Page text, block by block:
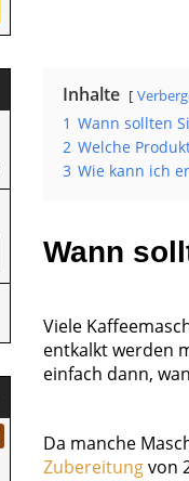
Inhalte
1 Wann sollten
2 Welche
3 Wie kann ich
Wann
Viele
entkalkt werden
einfach dann,
Da manche
Zubereitungvon